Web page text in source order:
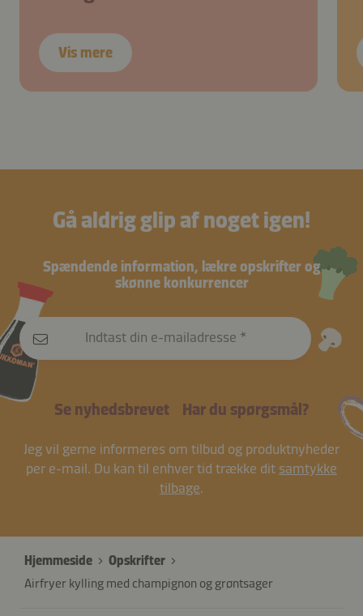
Vis mere
Gå aldrig glip af noget igen!
Spændende information, lækre opskrifter og
skønne konkurrencer
Indtast din e-mailadresse
Se nyhedsbrevet Har du spørgsmål?
Jeg vil gerne informeres om tilbud og produktnyheder
per e-mail. Du kan til enhver tid trække dit samtykke
tilbage.
Hjemmeside
Opskrifter
Airfryer kylling med champignon og grøntsager